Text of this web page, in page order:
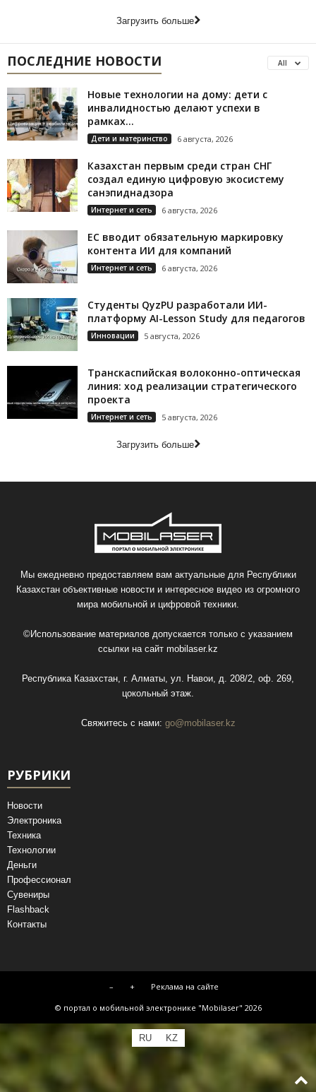
Загрузить больше
ПОСЛЕДНИЕ НОВОСТИ All
Новые технологии на дому: дети с
инвалидностью делают успехи в
рамках...
Дети и материнство 6 августа, 2026
Казахстан первым среди стран СНГ
создал единую цифровую экосистему
санэпиднадзора
Интернет и сеть 6 августа, 2026
ЕС вводит обязательную маркировку
контента ИИ для компаний
Интернет и сеть 6 августа, 2026
Студенты QyzPU разработали ИИ-
платформу AI-Lesson Study для педагогов
Инновации 5 августа, 2026
Транскаспийская волоконно-оптическая
линия: ход реализации стратегического
проекта
Интернет и сеть 5 августа, 2026
Загрузить больше
Мы ежедневно предоставляем вам актуальные для Республики
Казахстан объективные новости и интересное видео из огромного
мира мобильной и цифровой техники.
©Использование материалов допускается только с указанием
ссылки на сайт mobilaser.kz
Республика Казахстан, г. Алматы, ул. Навои, д. 208/2, оф. 269,
цокольный этаж.
Свяжитесь с нами: go@mobilaser.kz
РУБРИКИ
Новости
Электроника
Техника
Технологии
Деньги
Профессионал
Сувениры
Flashback
Контакты
– +
Реклама на сайте
© портал о мобильной электронике "Mobilaser" 2026
RU KZ